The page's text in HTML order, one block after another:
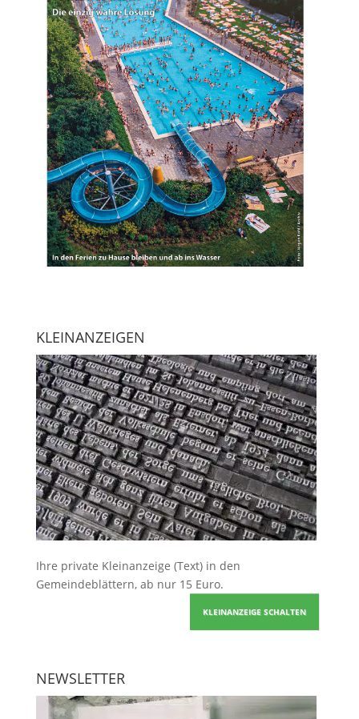
KLEINANZEIGEN
Ihre private Kleinanzeige (Text) in den
Gemeindeblättern, ab nur 15 Euro.
KLEINANZEIGE SCHALTEN
NEWSLETTER